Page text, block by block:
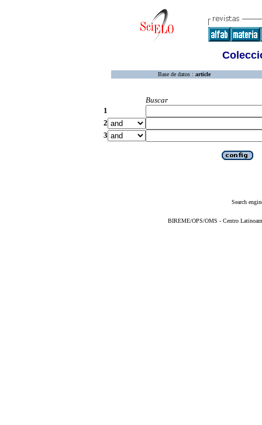
Base de datos : article
Buscar
1
2
3
Search
BIREME/OPS/OMS - Centro